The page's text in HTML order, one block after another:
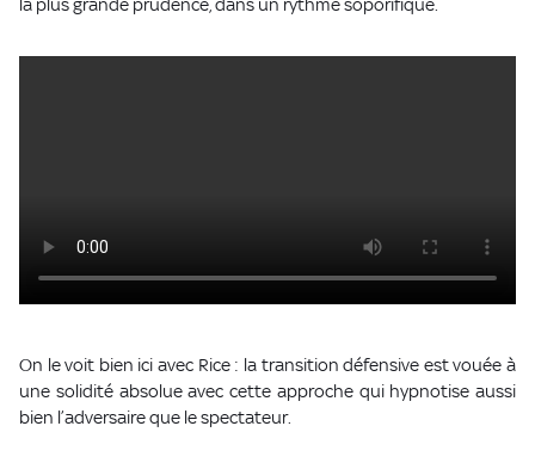
la plus grande prudence, dans un rythme soporifique.
On le voit bien ici avec Rice : la transition défensive est vouée à
une solidité absolue avec cette approche qui hypnotise aussi
bien l’adversaire que le spectateur.